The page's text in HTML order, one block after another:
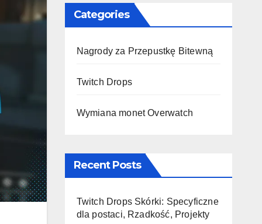
Categories
Nagrody za Przepustkę Bitewną
Twitch Drops
Wymiana monet Overwatch
Recent Posts
Twitch Drops Skórki: Specyficzne
dla postaci, Rzadkość, Projekty